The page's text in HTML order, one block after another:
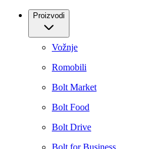
Proizvodi
Vožnje
Romobili
Bolt Market
Bolt Food
Bolt Drive
Bolt for Business